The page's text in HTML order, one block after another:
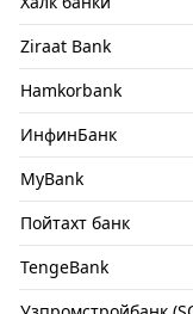
Ziraat Bank
Hamkorbank
ИнфинБанк
MyBank
Пойтахт банк
TengeBank